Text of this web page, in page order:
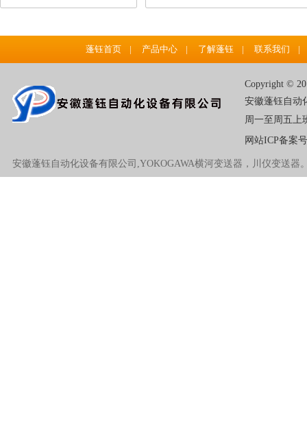
蓬钰首页 | 产品中心 | 了解蓬钰 | 联系我们 |
Copyright ©
安徽蓬钰自动
周一至周五上
网站ICP备案
安徽蓬钰自动化设备有限公司,YOKOGAWA横河变送器，川仪变送器